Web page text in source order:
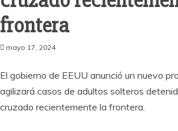
frontera
mayo 17, 2024
El gobierno de EEUU anunció un nuevo
agilizará casos de adultos solteros
cruzado recientemente la frontera.